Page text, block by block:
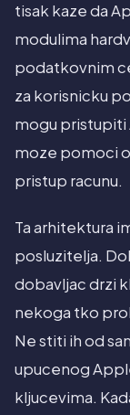
tisak kaze da
modulima
podatkovnim
za korisnicku
mogu pristupiti
moze pomoci
pristup racunu.
Ta arhitektura
posluzitelja.
dobavljac drzi
nekoga tko
Ne stiti ih od
upucenog
kljucevima.